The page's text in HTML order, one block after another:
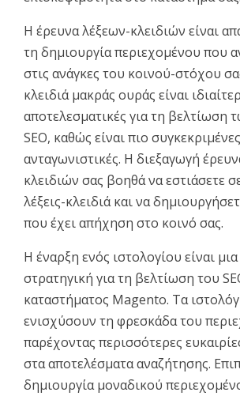
Η έρευνα λέξεων-κλειδιών είναι
τη δημιουργία περιεχομένου που
στις ανάγκες του κοινού-στόχου
κλειδιά μακράς ουράς είναι
αποτελεσματικές για τη βελτίωση
SEO, καθώς είναι πιο
ανταγωνιστικές. Η διεξαγωγή
κλειδιών σας βοηθά να εστιάσετε
λέξεις-κλειδιά και να
που έχει απήχηση στο κοινό σας.
Η έναρξη ενός ιστολογίου είναι
στρατηγική για τη βελτίωση του
καταστήματος Magento. Τα
ενισχύσουν τη φρεσκάδα του
παρέχοντας περισσότερες
στα αποτελέσματα αναζήτησης.
δημιουργία μοναδικού